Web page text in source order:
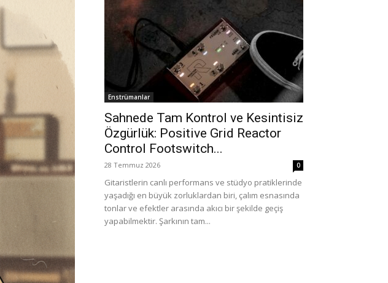
Enstrümanlar
Sahnede Tam Kontrol ve Kesintisiz
Özgürlük: Positive Grid Reactor
Control Footswitch...
28 Temmuz 2026 0
Gitaristlerin canlı performans ve stüdyo pratiklerinde
yaşadığı en büyük zorluklardan biri, çalım esnasında
tonlar ve efektler arasında akıcı bir şekilde geçiş
yapabilmektir. Şarkının tam...